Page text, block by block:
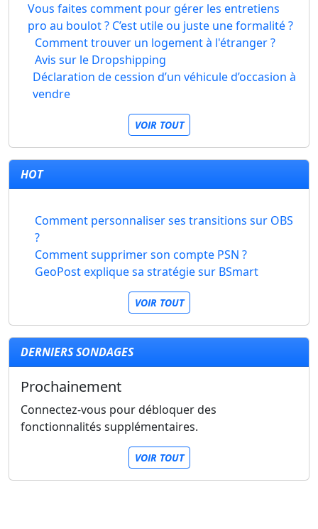
Vous faites comment pour gérer les entretiens
pro au boulot ? C’est utile ou juste une formalité ?
Comment trouver un logement à l'étranger ?
Avis sur le Dropshipping
Déclaration de cession d’un véhicule d’occasion à
vendre
VOIR TOUT
HOT
Comment personnaliser ses transitions sur OBS
?
Comment supprimer son compte PSN ?
GeoPost explique sa stratégie sur BSmart
VOIR TOUT
DERNIERS SONDAGES
Prochainement
Connectez-vous pour débloquer des
fonctionnalités supplémentaires.
VOIR TOUT